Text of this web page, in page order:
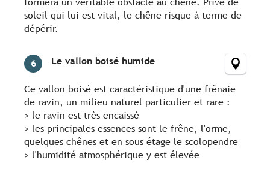
soleil qui lui est vital, le chêne risque à terme de
dépérir.
6 Le vallon boisé humide
Ce vallon boisé est caractéristique d'une frênaie
de ravin, un milieu naturel particulier et rare :
> le ravin est très encaissé
> les principales essences sont le frêne, l'orme,
quelques chênes et en sous étage le scolopendre
> l'humidité atmosphérique y est élevée